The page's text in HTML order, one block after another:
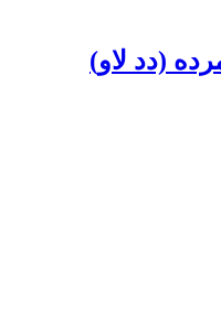
(دد لاو)